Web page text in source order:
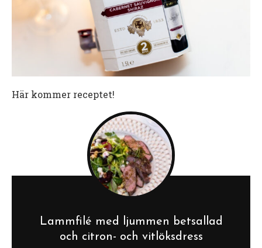
Här kommer receptet!
Lammfilé med ljummen betsallad
och citron- och vitlöksdress